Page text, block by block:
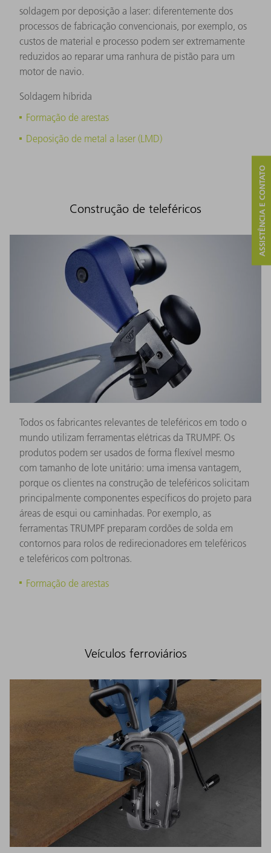
soldagem por deposição a laser: diferentemente dos
processos de fabricação convencionais, por exemplo, os
custos de material e processo podem ser extremamente
reduzidos ao reparar uma ranhura de pistão para um
motor de navio.
Soldagem híbrida
Formação de arestas
Deposição de metal a laser (LMD)
Construção de teleféricos
Todos os fabricantes relevantes de teleféricos em todo o
mundo utilizam ferramentas elétricas da TRUMPF. Os
produtos podem ser usados ​​de forma flexível mesmo
com tamanho de lote unitário: uma imensa vantagem,
porque os clientes na construção de teleféricos solicitam
principalmente componentes específicos do projeto para
áreas de esqui ou caminhadas. Por exemplo, as
ferramentas TRUMPF preparam cordões de solda em
contornos para rolos de redirecionadores em teleféricos
e teleféricos com poltronas.
Formação de arestas
Veículos ferroviários
ASSISTÊNCIA E CONTATO